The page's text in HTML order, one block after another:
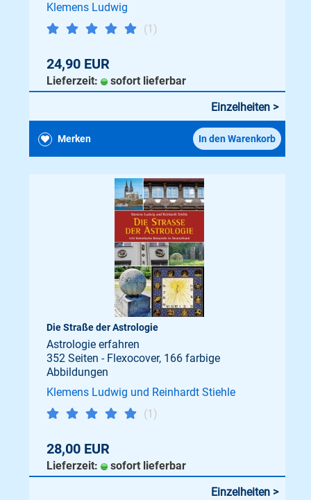
Klemens Ludwig
(1)
24,90 EUR
Lieferzeit:
sofort lieferbar
Einzelheiten >
Merken In den Warenkorb
Die Straße der Astrologie
Astrologie erfahren
352 Seiten - Flexocover, 166 farbige
Abbildungen
Klemens Ludwig und Reinhardt Stiehle
(1)
28,00 EUR
Lieferzeit:
sofort lieferbar
Einzelheiten >